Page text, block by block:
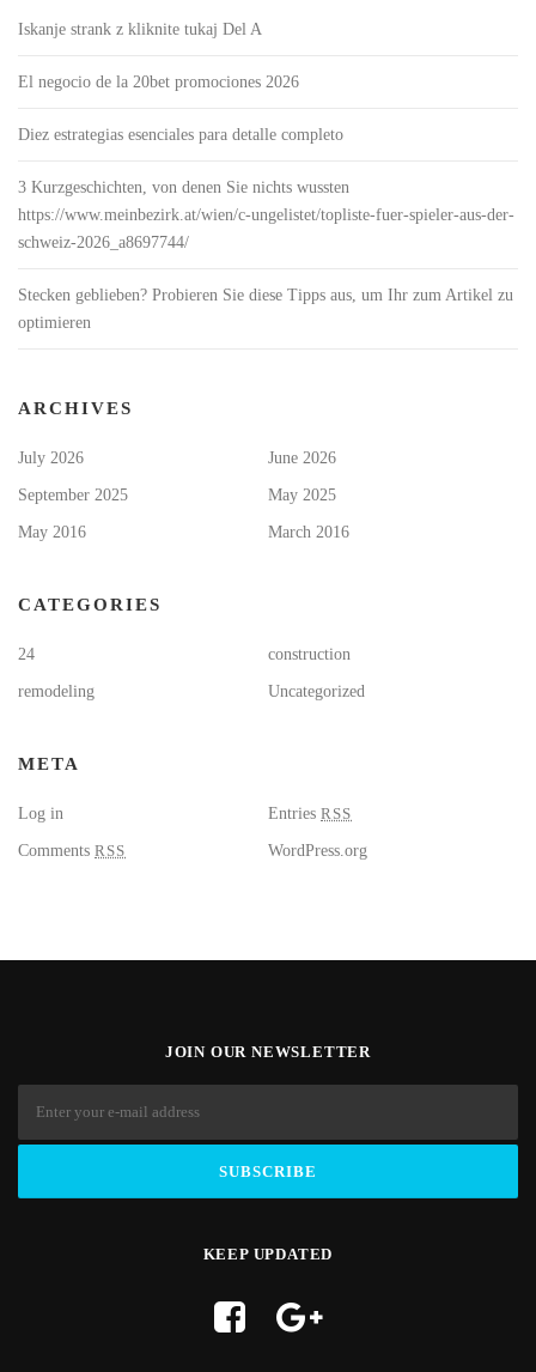
Iskanje strank z kliknite tukaj Del A
El negocio de la 20bet promociones 2026
Diez estrategias esenciales para detalle completo
3 Kurzgeschichten, von denen Sie nichts wussten
https://www.meinbezirk.at/wien/c-ungelistet/topliste-fuer-spieler-aus-der-
schweiz-2026_a8697744/
Stecken geblieben? Probieren Sie diese Tipps aus, um Ihr zum Artikel zu
optimieren
ARCHIVES
July 2026 June 2026
September 2025 May 2025
May 2016 March 2016
CATEGORIES
24 construction
remodeling Uncategorized
META
Log in Entries RSS
Comments RSS WordPress.org
JOIN OUR NEWSLETTER
KEEP UPDATED